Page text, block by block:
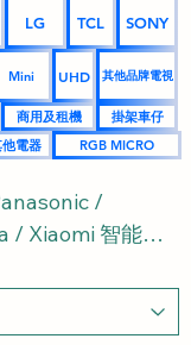
LG TCL SONY
Mini UHD 其他品牌電視
商用及租機
掛架車仔
電器
RGB MICRO
/
/ Xiaomi 智能電
選購指南與常